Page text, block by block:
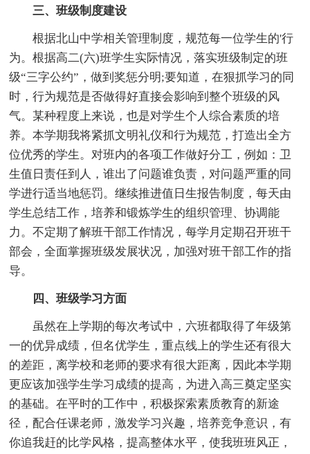
三、班级制度建设
根据北山中学相关管理制度，规范每一位学生的'行
为。根据高二(六)班学生实际情况，落实班级制定的班
级“三字公约”，做到奖惩分明;要知道，在狠抓学习的同
时，行为规范是否做得好直接会影响到整个班级的风
气。某种程度上来说，也是对学生个人综合素质的培
养。本学期我将紧抓文明礼仪和行为规范，打造出全方
位优秀的学生。对班内的各项工作做好分工，例如：卫
生值日责任到人，谁出了问题谁负责，对问题严重的同
学进行适当地惩罚。继续推进值日生报告制度，每天由
学生总结工作，培养和锻炼学生的组织管理、协调能
力。不定期了解班干部工作情况，每学月定期召开班干
部会，全面掌握班级发展状况，加强对班干部工作的指
导。
四、班级学习方面
虽然在上学期的每次考试中，六班都取得了年级第
一的优异成绩，但名优学生，重点线上的学生还有很大
的差距，离学校和老师的要求有很大距离，因此本学期
更应该加强学生学习成绩的提高，为进入高三奠定坚实
的基础。在平时的工作中，积极探索素质教育的新途
径，配合任课老师，激发学习兴趣，培养竞争意识，有
你追我赶的比学风格，提高整体水平，使我班班风正，